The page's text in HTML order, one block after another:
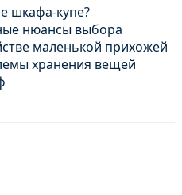
шкафа-купе?
нюансы выбора
маленькой прихожей
хранения вещей